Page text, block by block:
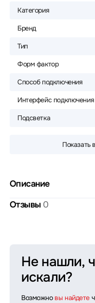
Категория
Бренд
Тип
Форм фактор
Способ подключения
Интерфейс подключения
Подсветка
Показать
Описание
Отзывы 0
Не нашли,
искали?
Возможно вы найдете